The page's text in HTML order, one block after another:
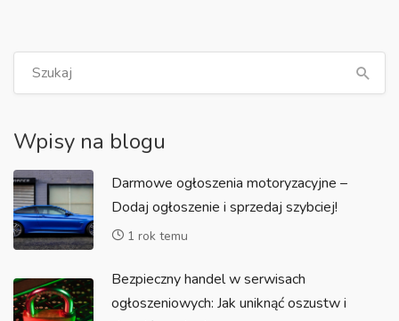
Wpisy na blogu
Darmowe ogłoszenia motoryzacyjne –
Dodaj ogłoszenie i sprzedaj szybciej!
1 rok temu
Bezpieczny handel w serwisach
ogłoszeniowych: Jak uniknąć oszustw i